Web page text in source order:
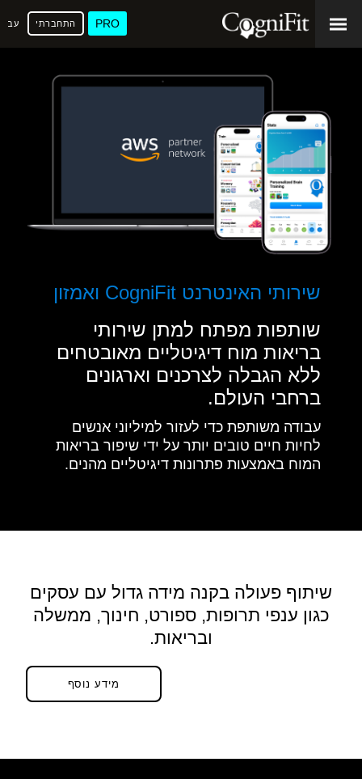
PRO התחברתי
שירותי האינטרנט CogniFit ואמזון
שותפות מפתח למתן שירותי
בריאות מוח דיגיטליים מאובטחים
ללא הגבלה לצרכנים וארגונים
ברחבי העולם.
עבודה משותפת כדי לעזור למיליוני אנשים
לחיות חיים טובים יותר על ידי שיפור בריאות
המוח באמצעות פתרונות דיגיטליים מהנים.
שיתוף פעולה בקנה מידה גדול עם עסקים
כגון ענפי תרופות, ספורט, חינוך, ממשלה
ובריאות.
מידע נוסף